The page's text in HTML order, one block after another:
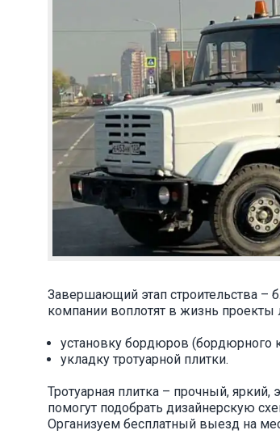
Завершающий этап строительства –
компании воплотят в жизнь
установку бордюров (бордюрного
укладку тротуарной плитки.
Тротуарная плитка – прочный,
помогут подобрать дизайнерскую
Организуем бесплатный выезд на